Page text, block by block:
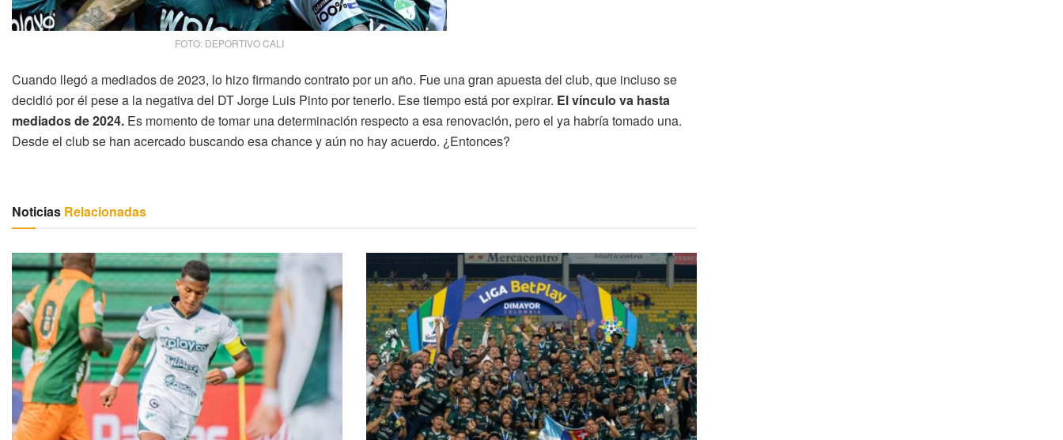
FOTO: DEPORTIVO CALI
Cuando llegó a mediados de 2023, lo hizo firmando contrato por un año. Fue una gran apuesta del club, que incluso se
decidió por él pese a la negativa del DT Jorge Luis Pinto por tenerlo. Ese tiempo está por expirar. El vínculo va hasta
mediados de 2024. Es momento de tomar una determinación respecto a esa renovación, pero el ya habría tomado una.
Desde el club se han acercado buscando esa chance y aún no hay acuerdo. ¿Entonces?
Noticias Relacionadas